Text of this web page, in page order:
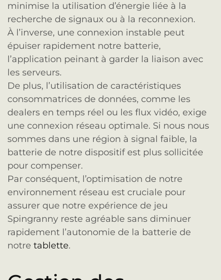
minimise la utilisation d’énergie liée à la
recherche de signaux ou à la reconnexion.
À l’inverse, une connexion instable peut
épuiser rapidement notre batterie,
l’application peinant à garder la liaison avec
les serveurs.
De plus, l’utilisation de caractéristiques
consommatrices de données, comme les
dealers en temps réel ou les flux vidéo, exige
une connexion réseau optimale. Si nous nous
sommes dans une région à signal faible, la
batterie de notre dispositif est plus sollicitée
pour compenser.
Par conséquent, l’optimisation de notre
environnement réseau est cruciale pour
assurer que notre expérience de jeu
Spingranny reste agréable sans diminuer
rapidement l’autonomie de la batterie de
notre tablette.